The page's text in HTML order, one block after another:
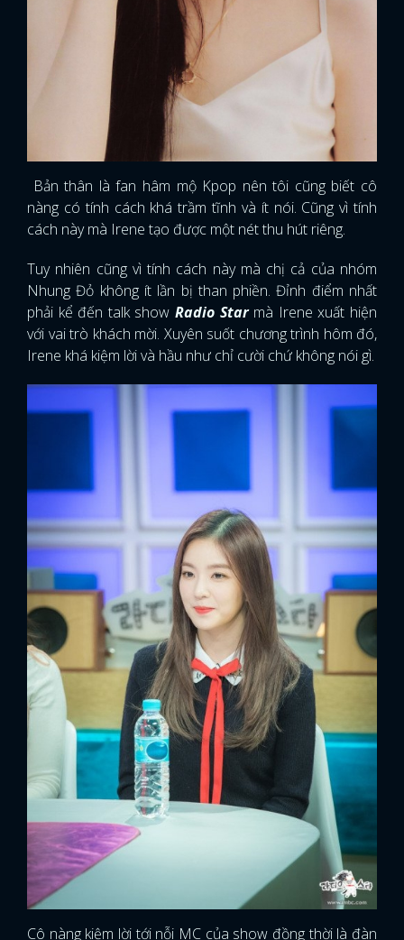
Bản thân là fan hâm mộ Kpop nên tôi cũng biết cô
nàng có tính cách khá trầm tĩnh và ít nói. Cũng vì tính
cách này mà Irene tạo được một nét thu hút riêng.
Tuy nhiên cũng vì tính cách này mà chị cả của nhóm
Nhung Đỏ không ít lần bị than phiền. Đỉnh điểm nhất
phải kể đến talk show Radio Starmà Irene xuất hiện
với vai trò khách mời. Xuyên suốt chương trình hôm đó,
Irene khá kiệm lời và hầu như chỉ cười chứ không nói gì.
Cô nàng kiệm lời tới nỗi MC của show đồng thời là đàn